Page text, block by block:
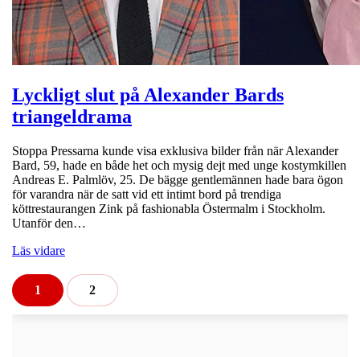
Lyckligt slut på Alexander Bards
triangeldrama
Stoppa Pressarna kunde visa exklusiva bilder från när Alexander
Bard, 59, hade en både het och mysig dejt med unge kostymkillen
Andreas E. Palmlöv, 25. De bägge gentlemännen hade bara ögon
för varandra när de satt vid ett intimt bord på trendiga
köttrestaurangen Zink på fashionabla Östermalm i Stockholm.
Utanför den…
Läs vidare
1 2